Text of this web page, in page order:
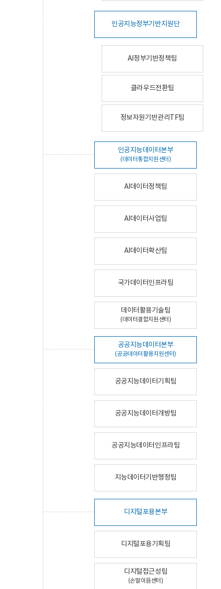
인공지능정부기반지원단
AI정부기반정책팀
클라우드전환팀
정보자원기반관리TF팀
인공지능데이터본부
(데이터통합지원센터)
AI데이터정책팀
AI데이터사업팀
AI데이터확산팀
국가데이터인프라팀
데이터활용기술팀
(데이터결합지원센터)
공공지능데이터본부
(공공데이터활용지원센터)
공공지능데이터기획팀
공공지능데이터개방팀
공공지능데이터인프라팀
지능데이터기반행정팀
디지털포용본부
디지털포용기획팀
디지털접근성팀
(손말이음센터)